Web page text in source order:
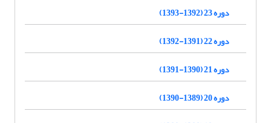
دوره 23 (1392-1393)
دوره 22 (1391-1392)
دوره 21 (1390-1391)
دوره 20 (1389-1390)